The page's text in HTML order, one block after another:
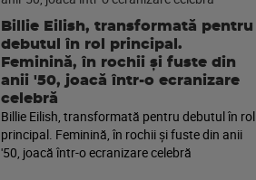
Billie Eilish, transformată pentru
debutul în rol principal.
Feminină, în rochii și fuste din
anii '50, joacă într-o ecranizare
celebră
Billie Eilish, transformată pentru debutul în rol
principal. Feminină, în rochii și fuste din anii
'50, joacă într-o ecranizare celebră